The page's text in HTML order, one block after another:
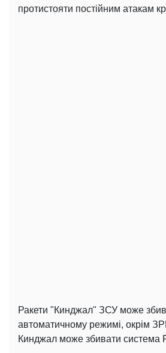
протистояти постійним атакам
Ракети "Кинджал" ЗСУ може
автоматичному режимі, окрім
Кинджал може збивати система